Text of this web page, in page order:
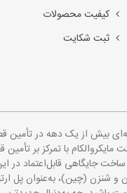
کیفیت محصولات
ثبت شکایت
بیش از یک دهه در تأمین
1391، شرکت مایکروالکام با
جایگاهی قابل‌اعتماد در
و شنزن (چین)، به‌عنوان پل